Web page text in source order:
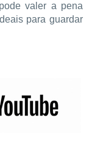
valer a pena
para guardar